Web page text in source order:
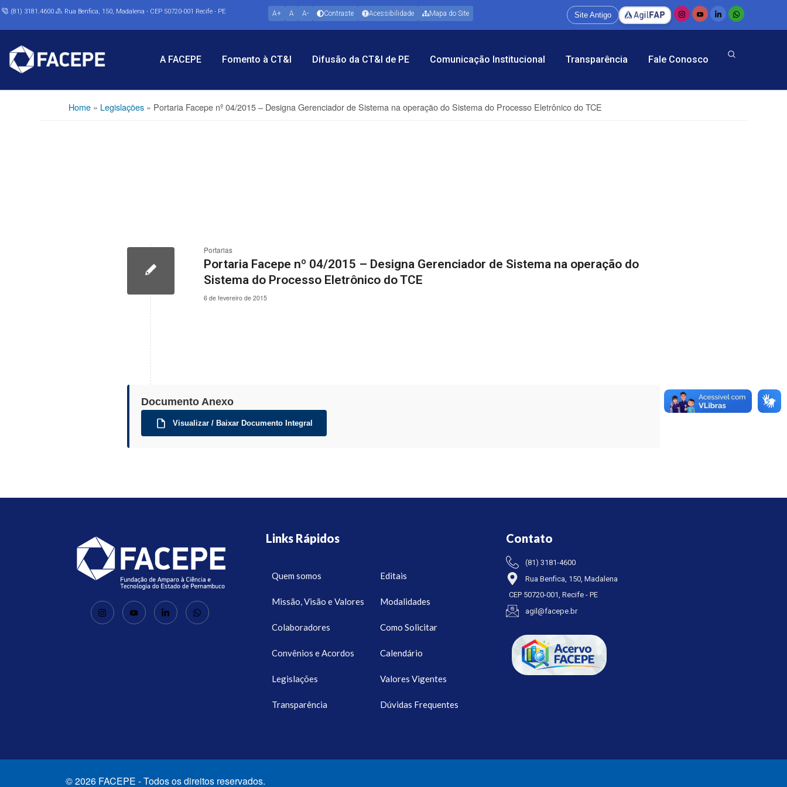
Home » Legislações » Portaria Facepe nº 04/2015 – Designa Gerenciador de Sistema na operação do Sistema do Processo Eletrônico do TCE
(81) 3181.4600 Rua Benfica, 150, Madalena - CEP 50720-001 Recife - PE A+ A A- Contraste Acessibilidade Mapa do Site Site Antigo
A FACEPE Fomento à CT&I Difusão da CT&I de PE Comunicação Institucional Transparência Fale Conosco
Portarias
Portaria Facepe nº 04/2015 – Designa Gerenciador de Sistema na operação do
Sistema do Processo Eletrônico do TCE
6 de fevereiro de 2015
Documento Anexo
Visualizar / Baixar Documento Integral
Links Rápidos
Quem somos
Missão, Visão e Valores
Colaboradores
Convênios e Acordos
Legislações
Transparência
Editais
Modalidades
Como Solicitar
Calendário
Valores Vigentes
Dúvidas Frequentes
Contato
(81) 3181-4600
Rua Benfica, 150, Madalena
CEP 50720-001, Recife - PE
agil@facepe.br
© 2026 FACEPE - Todos os direitos reservados.